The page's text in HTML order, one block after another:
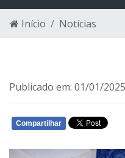
Início Notícias
Publicado em: 01/01/
Compartilhar